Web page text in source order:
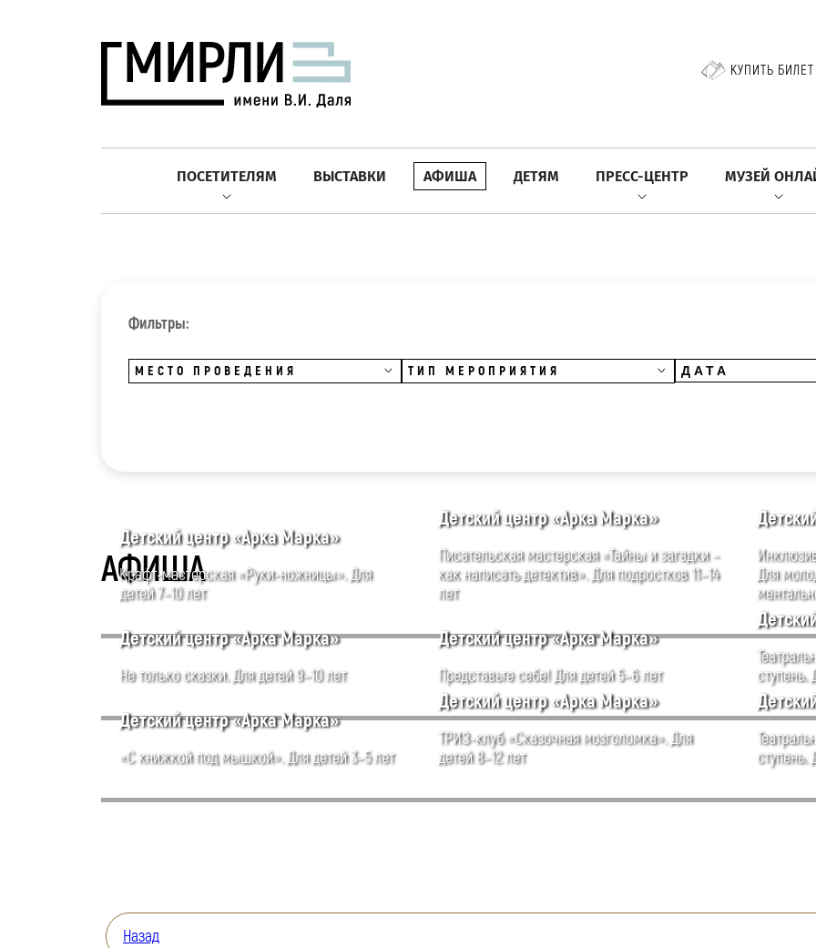
КУПИТЬ БИЛЕТ
ПОСЕТИТЕЛЯМ ВЫСТАВКИ АФИША ДЕТЯМ ПРЕСС-ЦЕНТР МУЗЕЙ
Фильтры:
МЕСТО ПРОВЕДЕНИЯ ТИП МЕРОПРИЯТИЯ
АФИША
Детский центр «Арка Марка»
Крафт-мастерская «Руки-ножницы». Для
детей 7–10 лет
Детский центр «Арка Марка»
Писательская мастерская «Тайны и загадки –
как написать детектив». Для подростков 11–14
лет
Для
Детский центр «Арка Марка»
Не только сказки. Для детей 9–10 лет
Детский центр «Арка Марка»
Представьте себе! Для детей 5–6 лет
ступень.
Детский центр «Арка Марка»
«С книжкой под мышкой». Для детей 3–5 лет
Детский центр «Арка Марка»
ТРИЗ-клуб «Сказочная мозголомка». Для
детей 8–12 лет
ступень.
Назад